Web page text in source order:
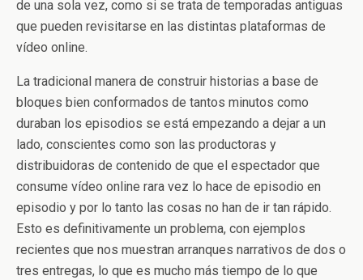
de una sola vez, como si se trata de temporadas antiguas
que pueden revisitarse en las distintas plataformas de
vídeo online.
La tradicional manera de construir historias a base de
bloques bien conformados de tantos minutos como
duraban los episodios se está empezando a dejar a un
lado, conscientes como son las productoras y
distribuidoras de contenido de que el espectador que
consume vídeo online rara vez lo hace de episodio en
episodio y por lo tanto las cosas no han de ir tan rápido.
Esto es definitivamente un problema, con ejemplos
recientes que nos muestran arranques narrativos de dos o
tres entregas, lo que es mucho más tiempo de lo que